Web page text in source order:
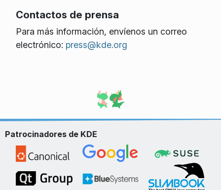
Contactos de prensa
Para más información, envíenos un correo
electrónico: press@kde.org
Patrocinadores de KDE